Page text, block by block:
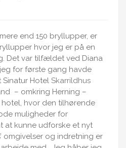
end 150 bryllupper, er
hvor jeg er på en
Det var tilfældet ved Diana
for første gang havde
Hotel Skarrildhus
– omkring Herning –
hvor den tilhørende
muligheder for
at kunne udforske et nyt
omgivelser og indretning er